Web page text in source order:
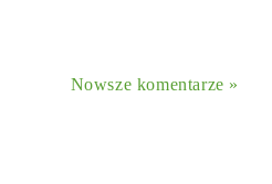
Nowsze komentarze »